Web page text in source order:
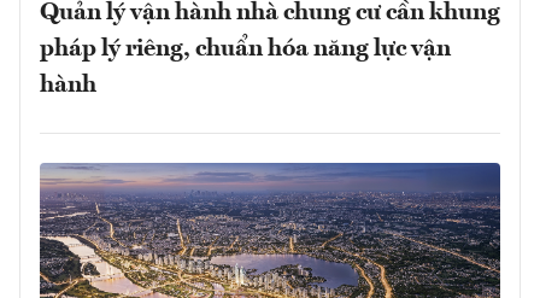
Quản lý vận hành nhà chung cư cần khung
pháp lý riêng, chuẩn hóa năng lực vận
hành